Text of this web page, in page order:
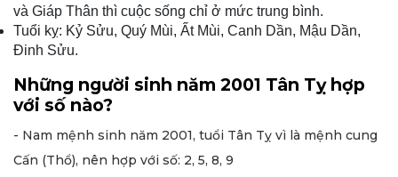
và Giáp Thân thì cuộc sống chỉ ở mức trung bình.
Tuổi kỵ: Kỷ Sửu, Quý Mùi, Ất Mùi, Canh Dần, Mậu Dần,
Đinh Sửu.
Những người sinh năm 2001 Tân Tỵ hợp
với số nào?
- Nam mệnh sinh năm 2001, tuổi Tân Tỵ vì là mệnh cung
Cấn (Thổ), nên hợp với số: 2, 5, 8, 9